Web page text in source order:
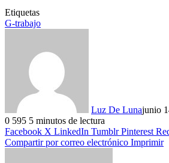
Etiquetas
G-trabajo
Luz De Lunajunio
0 595 5 minutos de lectura
Facebook X LinkedIn Tumblr Pinterest
Compartir por correo electrónico Imprimir